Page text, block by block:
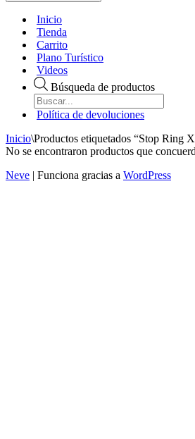
Inicio
Tienda
Carrito
Plano Turístico
Videos
Búsqueda de productos
Política de devoluciones
Inicio\Productos etiquetados “Stop Ring
No se encontraron productos que
Neve | Funciona gracias a WordPress